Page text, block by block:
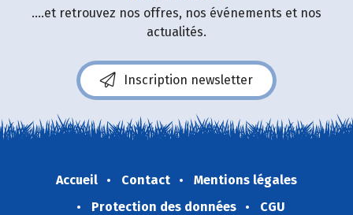
....et retrouvez nos offres, nos événements et nos
actualités.
Inscription newsletter
Accueil Contact
Mentions légales
Protection des données
CGU